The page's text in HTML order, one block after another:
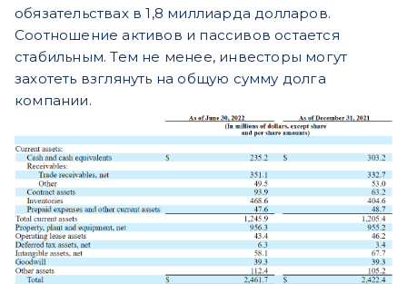
обязательствах в 1,8 миллиарда долларов.
Соотношение активов и пассивов остается
стабильным. Тем не менее, инвесторы могут
захотеть взглянуть на общую сумму долга
компании.